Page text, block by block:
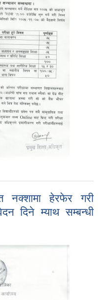
नक्शामा हेरफेर गरी
दिने म्याथ सम्बन्धी